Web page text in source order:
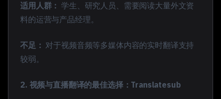
适用人群： 学生、研究人员、需要阅读大量外文资
料的运营与产品经理。
不足： 对于视频音频等多媒体内容的实时翻译支持
较弱。
2. 视频与直播翻译的最佳选择： Translatesub